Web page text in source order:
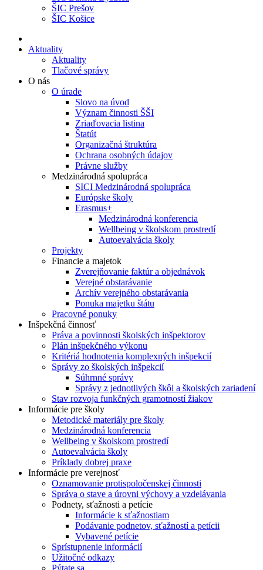
ŠIC Prešov
ŠIC Košice
Aktuality
Aktuality
Tlačové správy
O nás
O úrade
Slovo na úvod
Význam činnosti ŠŠI
Zriaďovacia listina
Štatút
Organizačná štruktúra
Ochrana osobných údajov
Právne služby
Medzinárodná spolupráca
SICI Medzinárodná spolupráca
Európske školy
Erasmus+
Medzinárodná konferencia
Wellbeing v školskom prostredí
Autoevalvácia školy
Projekty
Financie a majetok
Zverejňovanie faktúr a objednávok
Verejné obstarávanie
Archív verejného obstarávania
Ponuka majetku štátu
Pracovné ponuky
Inšpekčná činnosť
Práva a povinnosti školských inšpektorov
Plán inšpekčného výkonu
Kritériá hodnotenia komplexných inšpekcií
Správy zo školských inšpekcií
Súhrnné správy
Správy z jednotlivých škôl a školských zariadení
Stav rozvoja funkčných gramotností žiakov
Informácie pre školy
Metodické materiály pre školy
Medzinárodná konferencia
Wellbeing v školskom prostredí
Autoevalvácia školy
Príklady dobrej praxe
Informácie pre verejnosť
Oznamovanie protispoločenskej činnosti
Správa o stave a úrovni výchovy a vzdelávania
Podnety, sťažnosti a petície
Informácie k sťažnostiam
Podávanie podnetov, sťažností a petícii
Vybavené petície
Sprístupnenie informácií
Užitočné odkazy
Pýtate sa